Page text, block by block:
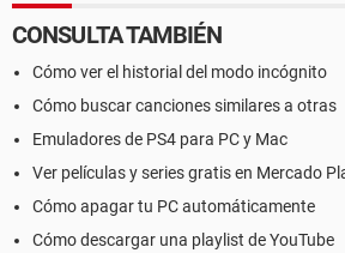
CONSULTA TAMBIÉN
Cómo ver el historial del modo incógnito
Cómo buscar canciones similares a otras
Emuladores de PS4 para PC y Mac
Ver películas y series gratis en Mercado
Cómo apagar tu PC automáticamente
Cómo descargar una playlist de YouTube